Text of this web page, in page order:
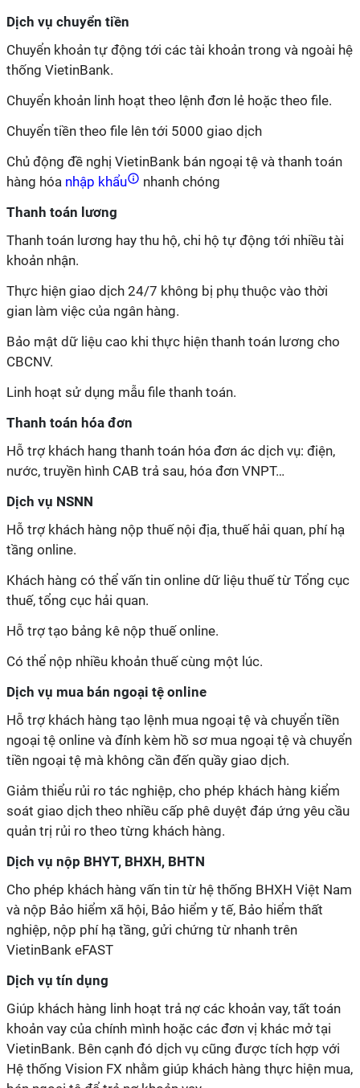
Dịch vụ chuyển tiền
Chuyển khoản tự động tới các tài khoản trong và ngoài hệ
thống VietinBank.
Chuyển khoản linh hoạt theo lệnh đơn lẻ hoặc theo file.
Chuyển tiền theo file lên tới 5000 giao dịch
Chủ động đề nghị VietinBank bán ngoại tệ và thanh toán
hàng hóa nhập khẩu
nhanh chóng
Thanh toán lương
Thanh toán lương hay thu hộ, chi hộ tự động tới nhiều tài
khoản nhận.
Thực hiện giao dịch 24/7 không bị phụ thuộc vào thời
gian làm việc của ngân hàng.
Bảo mật dữ liệu cao khi thực hiện thanh toán lương cho
CBCNV.
Linh hoạt sử dụng mẫu file thanh toán.
Thanh toán hóa đơn
Hỗ trợ khách hang thanh toán hóa đơn ác dịch vụ: điện,
nước, truyền hình CAB trả sau, hóa đơn VNPT…
Dịch vụ NSNN
Hỗ trợ khách hàng nộp thuế nội địa, thuế hải quan, phí hạ
tầng online.
Khách hàng có thể vấn tin online dữ liệu thuế từ Tổng cục
thuế, tổng cục hải quan.
Hỗ trợ tạo bảng kê nộp thuế online.
Có thể nộp nhiều khoản thuế cùng một lúc.
Dịch vụ mua bán ngoại tệ online
Hỗ trợ khách hàng tạo lệnh mua ngoại tệ và chuyển tiền
ngoại tệ online và đính kèm hồ sơ mua ngoại tệ và chuyển
tiền ngoại tệ mà không cần đến quầy giao dịch.
Giảm thiểu rủi ro tác nghiệp, cho phép khách hàng kiểm
soát giao dịch theo nhiều cấp phê duyệt đáp ứng yêu cầu
quản trị rủi ro theo từng khách hàng.
Dịch vụ nộp BHYT, BHXH, BHTN
Cho phép khách hàng vấn tin từ hệ thống BHXH Việt Nam
và nộp Bảo hiểm xã hội, Bảo hiểm y tế, Bảo hiểm thất
nghiệp, nộp phí hạ tầng, gửi chứng từ nhanh trên
VietinBank eFAST
Dịch vụ tín dụng
Giúp khách hàng linh hoạt trả nợ các khoản vay, tất toán
khoản vay của chính mình hoặc các đơn vị khác mở tại
VietinBank. Bên cạnh đó dịch vụ cũng được tích hợp với
Hệ thống Vision FX nhằm giúp khách hàng thực hiện mua,